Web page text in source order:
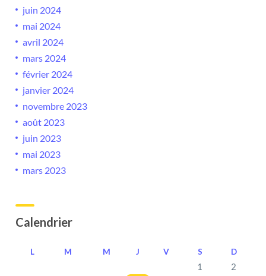
juin 2024
mai 2024
avril 2024
mars 2024
février 2024
janvier 2024
novembre 2023
août 2023
juin 2023
mai 2023
mars 2023
Calendrier
L M M J V S D
1
2